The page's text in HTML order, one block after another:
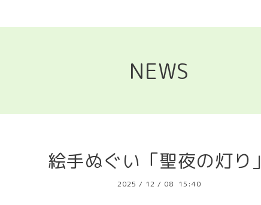
NEWS
絵手ぬぐい「聖夜の灯り」
2025 / 12 / 08 15:40